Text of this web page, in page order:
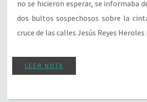
no se hicieron esperar, se informaba
dos bultos sospechosos sobre la
cruce de las calles Jesús Reyes
LEER NOTA